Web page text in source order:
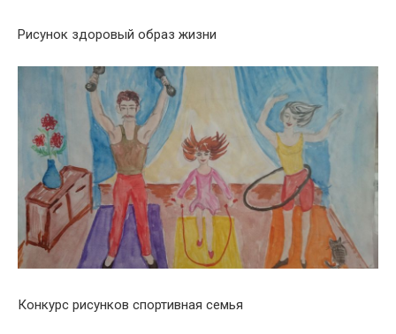
Рисунок здоровый образ жизни
Конкурс рисунков спортивная семья